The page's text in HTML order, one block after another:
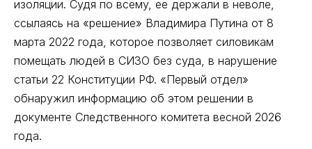
изоляции. Судя по всему, ее держали в неволе,
ссылаясь на «решение» Владимира Путина от 8
марта 2022 года, которое позволяет силовикам
помещать людей в СИЗО без суда, в нарушение
статьи 22 Конституции РФ. «Первый отдел»
обнаружил информацию об этом решении в
документе Следственного комитета весной 2026
года.